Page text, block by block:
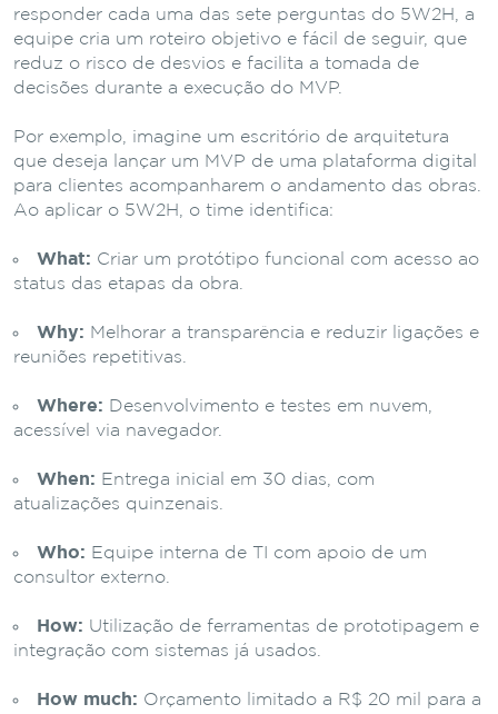
responder cada uma das sete perguntas do 5W2H, a
equipe cria um roteiro objetivo e fácil de seguir, que
reduz o risco de desvios e facilita a tomada de
decisões durante a execução do MVP.
Por exemplo, imagine um escritório de arquitetura
que deseja lançar um MVP de uma plataforma digital
para clientes acompanharem o andamento das obras.
Ao aplicar o 5W2H, o time identifica:
What: Criar um protótipo funcional com acesso ao
status das etapas da obra.
Why: Melhorar a transparência e reduzir ligações e
reuniões repetitivas.
Where: Desenvolvimento e testes em nuvem,
acessível via navegador.
When: Entrega inicial em 30 dias, com
atualizações quinzenais.
Who: Equipe interna de TI com apoio de um
consultor externo.
How: Utilização de ferramentas de prototipagem e
integração com sistemas já usados.
How much: Orçamento limitado a R$ 20 mil para a